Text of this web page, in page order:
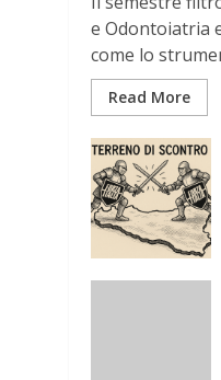
e Odontoiatria
come lo
Read More